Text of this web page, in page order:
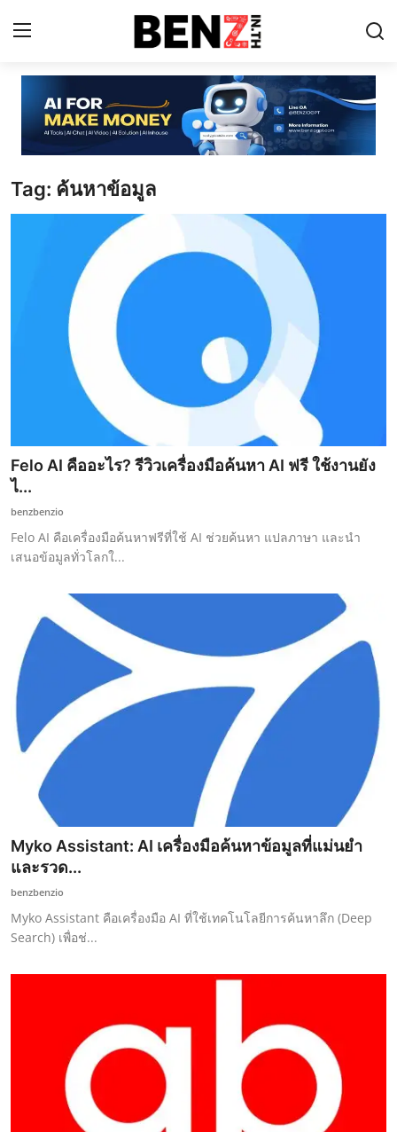
Home
Contact
AI Tools
ChatGPT Prompts
ข่าว AI รอบโลก
ThaiGPT Builder
คอร์สเรียน ChatGPT
Tag: ค้นหาข้อมูล
Felo AI คืออะไร? รีวิวเครื่องมือค้นหา AI ฟรี ใช้งานยัง
ไ...
benzbenzio
Felo AI คือเครื่องมือค้นหาฟรีที่ใช้ AI ช่วยค้นหา แปลภาษา และนำ
เสนอข้อมูลทั่วโลกใ...
Myko Assistant: AI เครื่องมือค้นหาข้อมูลที่แม่นยำ
และรวด...
benzbenzio
Myko Assistant คือเครื่องมือ AI ที่ใช้เทคโนโลยีการค้นหาลึก (Deep
Search) เพื่อช่...